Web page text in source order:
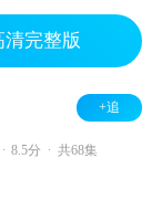
完整版
+追
8.5分 共68集